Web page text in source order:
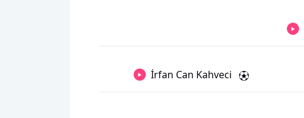
İrfan Can Kahveci